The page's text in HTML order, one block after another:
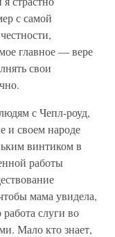
с самой
главное — вере
свои
с Чепл-роуд,
и своем народе
винтиком в
работы
мама увидела,
слуги во
Мало кто знает,